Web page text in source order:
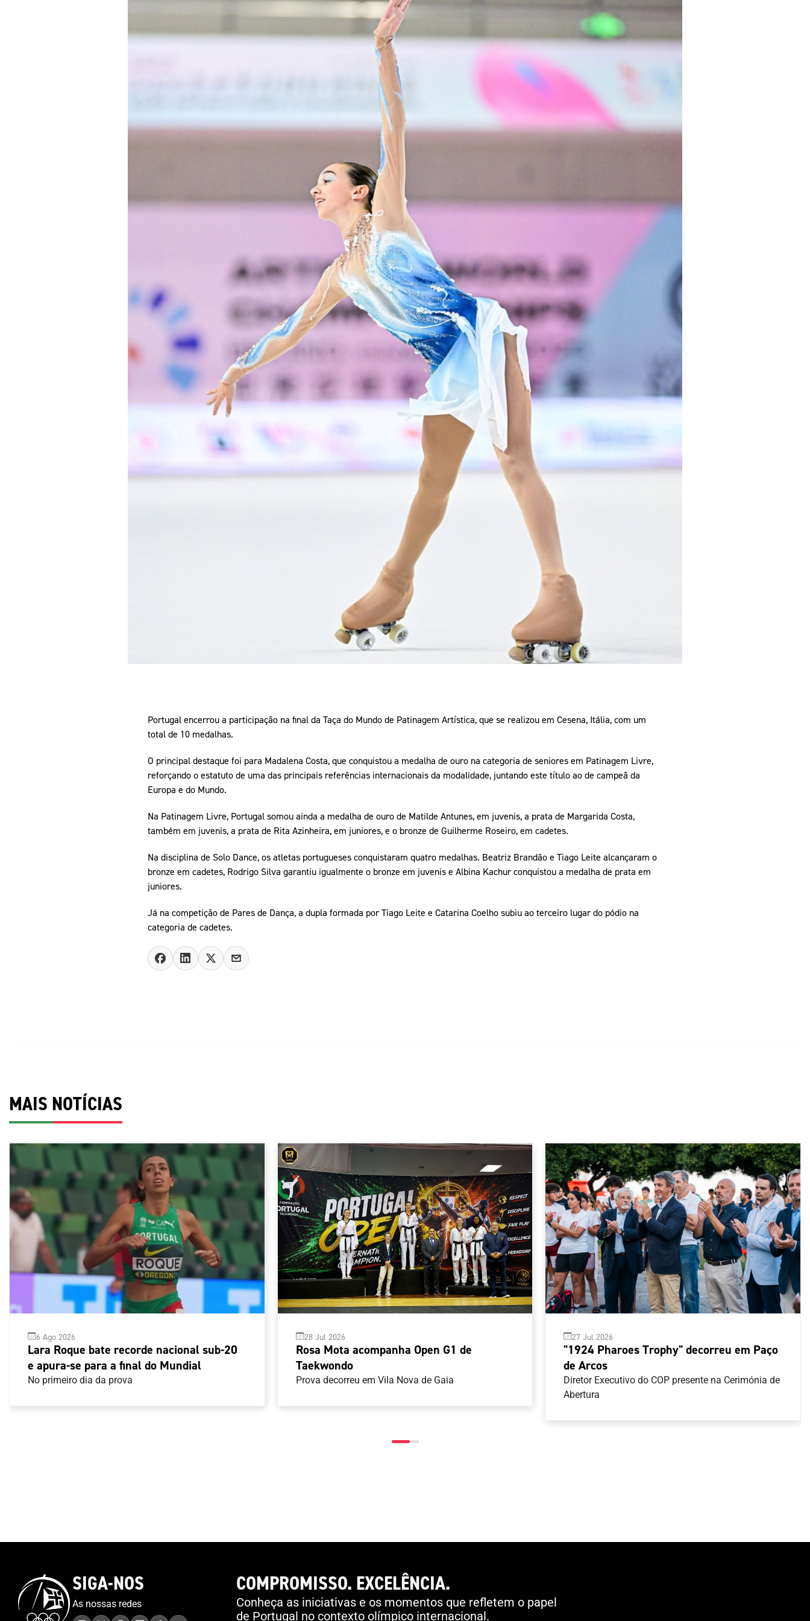
Educação pelos Valores Olímpicos
Marketing
Media
Documentos
Portugal encerrou a participação na final da Taça do Mundo de Patinagem Artística, que se realizou em Cesena, Itália, com um
total de 10 medalhas.
O principal destaque foi para Madalena Costa, que conquistou a medalha de ouro na categoria de seniores em Patinagem Livre,
reforçando o estatuto de uma das principais referências internacionais da modalidade, juntando este título ao de campeã da
Europa e do Mundo.
Na Patinagem Livre, Portugal somou ainda a medalha de ouro de Matilde Antunes, em juvenis, a prata de Margarida Costa,
também em juvenis, a prata de Rita Azinheira, em juniores, e o bronze de Guilherme Roseiro, em cadetes.
Na disciplina de Solo Dance, os atletas portugueses conquistaram quatro medalhas. Beatriz Brandão e Tiago Leite alcançaram o
bronze em cadetes, Rodrigo Silva garantiu igualmente o bronze em juvenis e Albina Kachur conquistou a medalha de prata em
juniores.
Já na competição de Pares de Dança, a dupla formada por Tiago Leite e Catarina Coelho subiu ao terceiro lugar do pódio na
categoria de cadetes.
MAIS NOTÍCIAS
6 Ago 2026
Lara Roque bate recorde nacional sub-20
e apura-se para a final do Mundial
No primeiro dia da prova
28 Jul 2026
Rosa Mota acompanha Open G1 de
Taekwondo
Prova decorreu em Vila Nova de Gaia
27 Jul 2026
"1924 Pharoes Trophy" decorreu em Paço
de Arcos
Diretor Executivo do COP presente na Cerimónia de
Abertura
SIGA-NOS
As nossas redes
COMPROMISSO. EXCELÊNCIA.
Conheça as iniciativas e os momentos que refletem o papel
de Portugal no contexto olímpico internacional.